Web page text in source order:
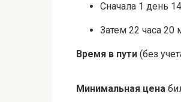
Сначала 1 день
Затем 22 часа 20
Время в пути (без
Минимальная цена